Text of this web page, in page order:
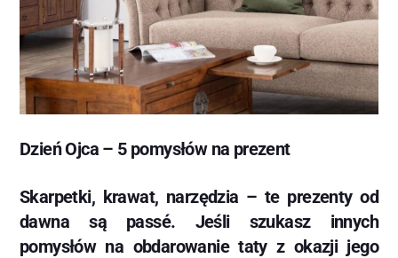
Dzień Ojca – 5 pomysłów na prezent
Skarpetki, krawat, narzędzia – te prezenty od
dawna są passé. Jeśli szukasz innych
pomysłów na obdarowanie taty z okazji jego